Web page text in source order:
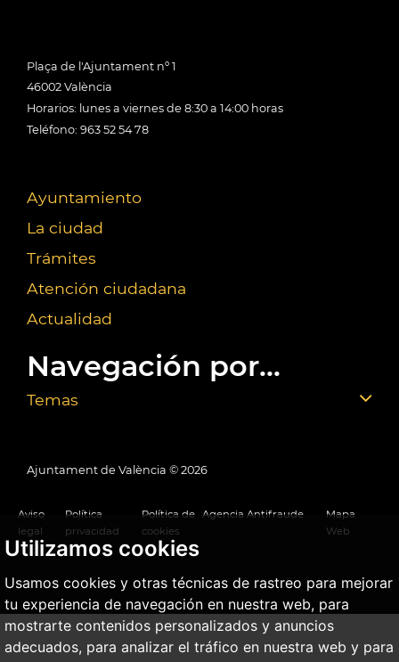
Utilizamos cookies
Usamos cookies y otras técnicas de rastreo para mejorar
tu experiencia de navegación en nuestra web, para
mostrarte contenidos personalizados y anuncios
adecuados, para analizar el tráfico en nuestra web y para
Plaça de l'Ajuntament nº 1
46002 València
Horarios: lunes a viernes de 8:30 a 14:00 horas
Teléfono: 963 52 54 78
Ayuntamiento
La ciudad
Trámites
Atención ciudadana
Actualidad
Navegación por...
Temas
Ajuntament de València © 2026
Aviso
legal
Política
privacidad
Política de
cookies
Agencia Antifraude
Mapa
Web